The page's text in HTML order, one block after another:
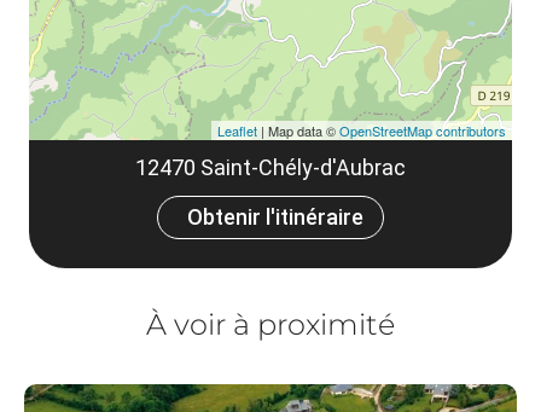
12470 Saint-Chély-d'Aubrac
Obtenir l'itinéraire
Leaflet | Map data ©OpenStreetMap contributors
À voir à proximité